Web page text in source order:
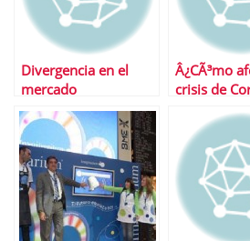
Divergencia en el
mercado
inmobiliario: las
empresas suben en
bolsa pero los pisos
bajan
Â¿CÃ³mo
crisis de